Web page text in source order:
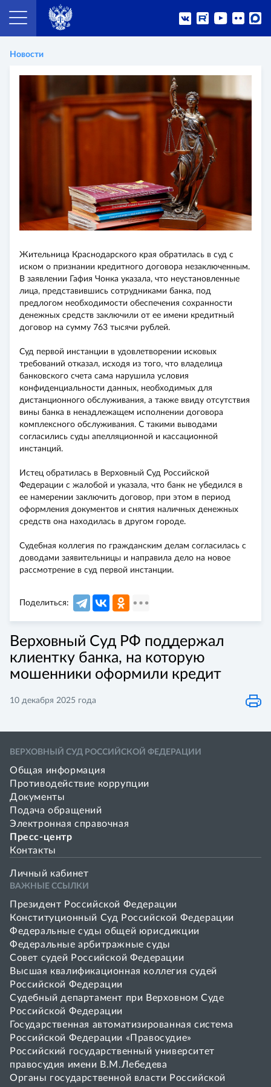
Новости
Верховный Суд РФ поддержал
клиентку банка, на которую
мошенники оформили кредит
10 декабря 2025 года
Жительница Краснодарского края обратилась в суд с
иском о признании кредитного договора незаключенным.
В заявлении Гафия Чонка указала, что неустановленные
лица, представившись сотрудниками банка, под
предлогом необходимости обеспечения сохранности
денежных средств заключили от ее имени кредитный
договор на сумму 763 тысячи рублей.
Суд первой инстанции в удовлетворении исковых
требований отказал, исходя из того, что владелица
банковского счета сама нарушила условия
конфиденциальности данных, необходимых для
дистанционного обслуживания, а также ввиду отсутствия
вины банка в ненадлежащем исполнении договора
комплексного обслуживания. С такими выводами
согласились суды апелляционной и кассационной
инстанций.
Истец обратилась в Верховный Суд Российской
Федерации с жалобой и указала, что банк не убедился в
ее намерении заключить договор, при этом в период
оформления документов и снятия наличных денежных
средств она находилась в другом городе.
Судебная коллегия по гражданским делам согласилась с
доводами заявительницы и направила дело на новое
рассмотрение в суд первой инстанции.
Поделиться:
ВЕРХОВНЫЙ СУД РОССИЙСКОЙ ФЕДЕРАЦИИ
Общая информация
Противодействие коррупции
Документы
Подача обращений
Электронная справочная
Пресс-центр
Контакты
Личный кабинет
ВАЖНЫЕ ССЫЛКИ
Президент Российской Федерации
Конституционный Суд Российской Федерации
Федеральные суды общей юрисдикции
Федеральные арбитражные суды
Совет cудей Российской Федерации
Высшая квалификационная коллегия судей
Российской Федерации
Судебный департамент при Верховном Суде
Российской Федерации
Государственная автоматизированная система
Российской Федерации «Правосудие»
Pоссийский государственный университет
правосудия имени В.М.Лебедева
Органы государственной власти Российской